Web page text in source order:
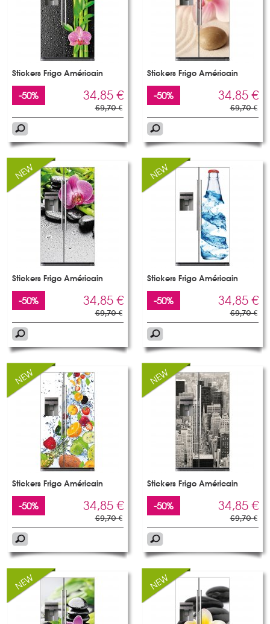
Stickers Frigo Américain
-50% 34,85 €
69,70 €
Stickers Frigo Américain
-50% 34,85 €
69,70 €
Stickers Frigo Américain
-50% 34,85 €
69,70 €
Stickers Frigo Américain
-50% 34,85 €
69,70 €
Stickers Frigo Américain
-50% 34,85 €
69,70 €
Stickers Frigo Américain
-50% 34,85 €
69,70 €